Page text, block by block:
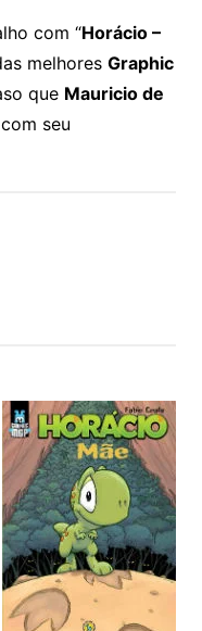
com “Horácio –
melhores Graphic
que Mauricio de
seu